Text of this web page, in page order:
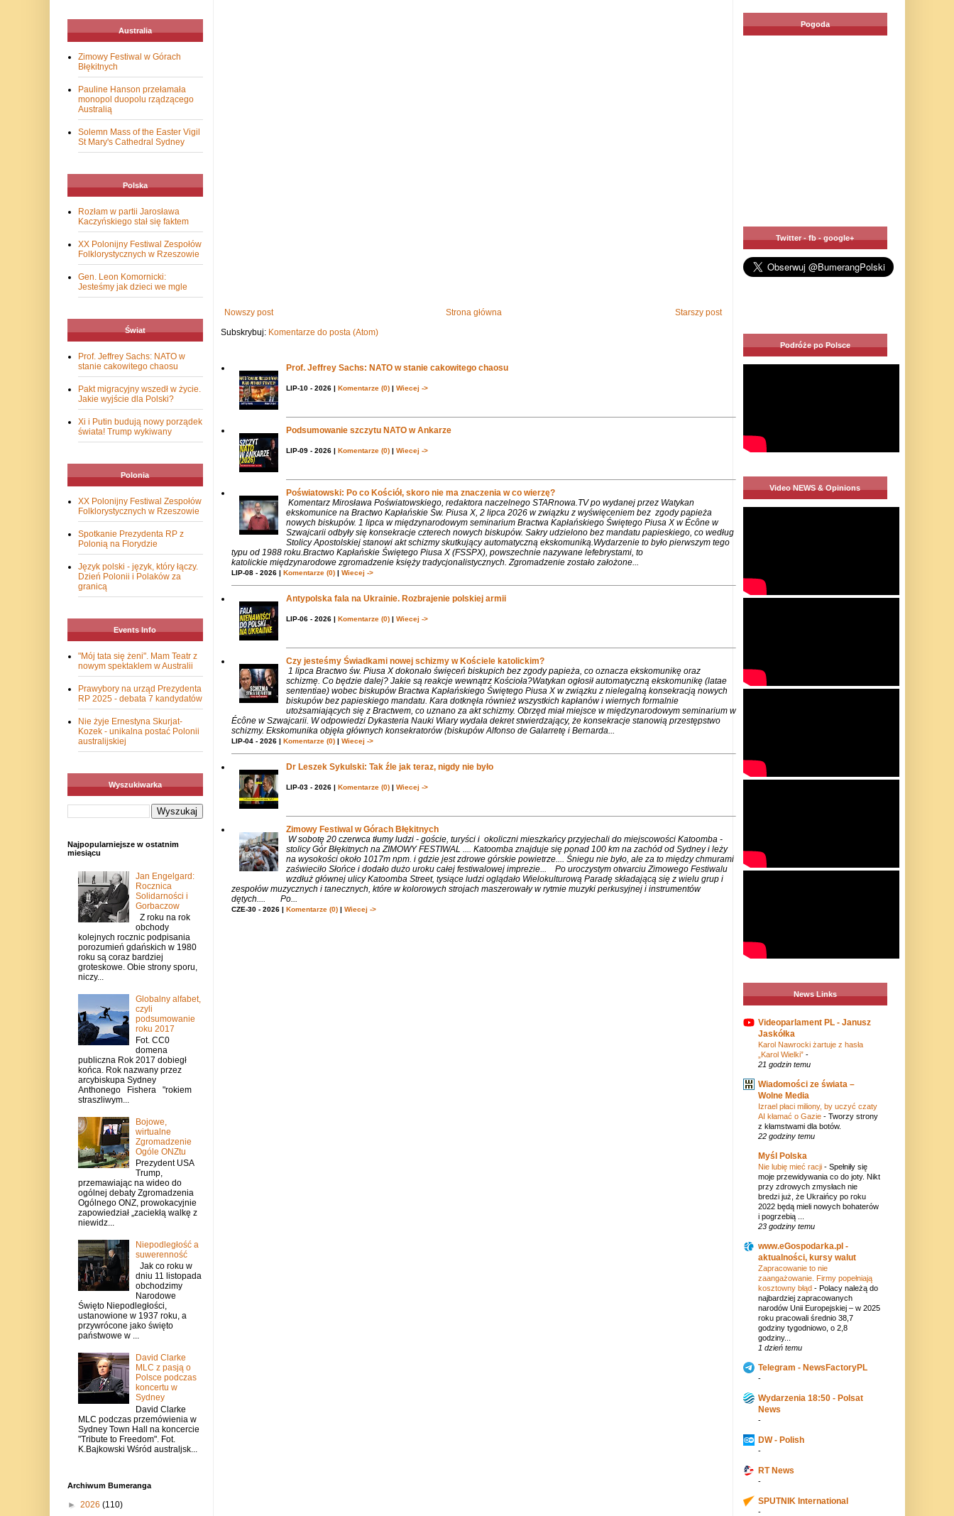
Nowszy post Starszy post
Strona główna
Subskrybuj: Komentarze do posta (Atom)
Prof. Jeffrey Sachs: NATO w stanie cakowitego chaosu
LIP-10 - 2026 | Komentarze (0)| Wiecej ->
Podsumowanie szczytu NATO w Ankarze
LIP-09 - 2026 | Komentarze (0)| Wiecej ->
Poświatowski: Po co Kościół, skoro nie ma znaczenia w co wierzę?
Komentarz Mirosława Poświatowskiego, redaktora naczelnego STARnowa.TV po wydanej przez Watykan
ekskomunice na Bractwo Kapłańskie Św. Piusa X, 2 lipca 2026 w związku z wyświęceniem bez zgody papieża
nowych biskupów. 1 lipca w międzynarodowym seminarium Bractwa Kapłańskiego Świętego Piusa X w Écône w
Szwajcarii odbyły się konsekracje czterech nowych biskupów. Sakry udzielono bez mandatu papieskiego, co według
Stolicy Apostolskiej stanowi akt schizmy skutkujący automatyczną ekskomuniką.Wydarzenie to było pierwszym tego
typu od 1988 roku.Bractwo Kapłańskie Świętego Piusa X (FSSPX), powszechnie nazywane lefebrystami, to
katolickie międzynarodowe zgromadzenie księży tradycjonalistycznych. Zgromadzenie zostało założone...
LIP-08 - 2026 | Komentarze (0)| Wiecej ->
Antypolska fala na Ukrainie. Rozbrajenie polskiej armii
LIP-06 - 2026 | Komentarze (0)| Wiecej ->
Czy jesteśmy Świadkami nowej schizmy w Kościele katolickim?
1 lipca Bractwo św. Piusa X dokonało święceń biskupich bez zgody papieża, co oznacza ekskomunikę oraz
schizmę. Co będzie dalej? Jakie są reakcje wewnątrz Kościoła?Watykan ogłosił automatyczną ekskomunikę (latae
sententiae) wobec biskupów Bractwa Kapłańskiego Świętego Piusa X w związku z nielegalną konsekracją nowych
biskupów bez papieskiego mandatu. Kara dotknęła również wszystkich kapłanów i wiernych formalnie
utożsamiających się z Bractwem, co uznano za akt schizmy. Obrzęd miał miejsce w międzynarodowym seminarium w
Écône w Szwajcarii. W odpowiedzi Dykasteria Nauki Wiary wydała dekret stwierdzający, że konsekracje stanowią przestępstwo
schizmy. Ekskomunika objęła głównych konsekratorów (biskupów Alfonso de Galarretę i Bernarda...
LIP-04 - 2026 | Komentarze (0)| Wiecej ->
Dr Leszek Sykulski: Tak źle jak teraz, nigdy nie było
LIP-03 - 2026 | Komentarze (0)| Wiecej ->
Zimowy Festiwal w Górach Błękitnych
W sobotę 20 czerwca tłumy ludzi - goście, turyści i okoliczni mieszkańcy przyjechali do miejscowości Katoomba -
stolicy Gór Błękitnych na ZIMOWY FESTIWAL .... Katoomba znajduje się ponad 100 km na zachód od Sydney i leży
na wysokości około 1017m npm. i gdzie jest zdrowe górskie powietrze.... Śniegu nie było, ale za to między chmurami
zaświeciło Słońce i dodało dużo uroku całej festiwalowej imprezie... Po uroczystym otwarciu Zimowego Festiwalu
wzdłuż głównej ulicy Katoomba Street, tysiące ludzi oglądało Wielokulturową Paradę składającą się z wielu grup i
zespołów muzycznych i tanecznych, które w kolorowych strojach maszerowały w rytmie muzyki perkusyjnej i instrumentów
dętych.... Po...
CZE-30 - 2026 | Komentarze (0)| Wiecej ->
Australia
Zimowy Festiwal w Górach
Błękitnych
Pauline Hanson przełamała
monopol duopolu rządzącego
Australią
Solemn Mass of the Easter Vigil
St Mary's Cathedral Sydney
Polska
Rozłam w partii Jarosława
Kaczyńskiego stał się faktem
XX Polonijny Festiwal Zespołów
Folklorystycznych w Rzeszowie
Gen. Leon Komornicki:
Jesteśmy jak dzieci we mgle
Świat
Prof. Jeffrey Sachs: NATO w
stanie cakowitego chaosu
Pakt migracyjny wszedł w życie.
Jakie wyjście dla Polski?
Xi i Putin budują nowy porządek
świata! Trump wykiwany
Polonia
XX Polonijny Festiwal Zespołów
Folklorystycznych w Rzeszowie
Spotkanie Prezydenta RP z
Polonią na Florydzie
Język polski - język, który łączy.
Dzień Polonii i Polaków za
granicą
Events Info
"Mój tata się żeni". Mam Teatr z
nowym spektaklem w Australii
Prawybory na urząd Prezydenta
RP 2025 - debata 7 kandydatów
Nie żyje Ernestyna Skurjat-
Kozek - unikalna postać Polonii
australijskiej
Wyszukiwarka
Najpopularniejsze w ostatnim
miesiącu
Jan Engelgard:
Rocznica
Solidarności i
Gorbaczow
Z roku na rok
obchody
kolejnych rocznic podpisania
porozumień gdańskich w 1980
roku są coraz bardziej
groteskowe. Obie strony sporu,
niczy...
Globalny alfabet,
czyli
podsumowanie
roku 2017
Fot. CC0
domena
publiczna Rok 2017 dobiegł
końca. Rok nazwany przez
arcybiskupa Sydney
Anthonego Fishera "rokiem
straszliwym...
Bojowe,
wirtualne
Zgromadzenie
Ogóle ONZtu
Prezydent USA
Trump,
przemawiając na wideo do
ogólnej debaty Zgromadzenia
Ogólnego ONZ, prowokacyjnie
zapowiedział „zaciekłą walkę z
niewidz...
Niepodległość a
suwerenność
Jak co roku w
dniu 11 listopada
obchodzimy
Narodowe
Święto Niepodległości,
ustanowione w 1937 roku, a
przywrócone jako święto
państwowe w ...
David Clarke
MLC z pasją o
Polsce podczas
koncertu w
Sydney
David Clarke
MLC podczas przemówienia w
Sydney Town Hall na koncercie
"Tribute to Freedom". Fot.
K.Bajkowski Wśród australjsk...
Archiwum Bumeranga
► 2026 (110)
Pogoda
Twitter - fb - google+
Podróże po Polsce
Video NEWS & Opinions
News Links
Videoparlament PL - Janusz
Jaskółka
Karol Nawrocki żartuje z hasła
„Karol Wielki” -
21 godzin temu
Wiadomości ze świata –
Wolne Media
Izrael płaci miliony, by uczyć czaty
AI kłamać o Gazie - Tworzy strony
z kłamstwami dla botów.
22 godziny temu
Myśl Polska
Nie lubię mieć racji - Spełniły się
moje przewidywania co do joty. Nikt
przy zdrowych zmysłach nie
bredzi już, że Ukraińcy po roku
2022 będą mieli nowych bohaterów
i pogrzebią ...
23 godziny temu
www.eGospodarka.pl -
aktualności, kursy walut
Zapracowanie to nie
zaangażowanie. Firmy popełniają
kosztowny błąd - Polacy należą do
najbardziej zapracowanych
narodów Unii Europejskiej – w 2025
roku pracowali średnio 38,7
godziny tygodniowo, o 2,8
godziny...
1 dzień temu
Telegram - NewsFactoryPL
-
Wydarzenia 18:50 - Polsat
News
-
DW - Polish
-
RT News
-
SPUTNIK International
-